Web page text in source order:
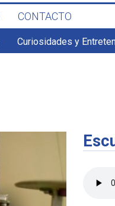
CONTACTO
Curiosidades y